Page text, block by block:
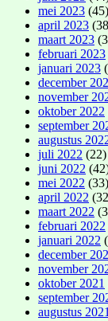
mei 2023 (45)
april 2023
maart 2023
februari 2023
januari 2023
december
november
oktober 2022
september
augustus
juli 2022 (22)
juni 2022
mei 2022 (33)
april 2022
maart 2022
februari 2022
januari 2022
december
november
oktober 2021
september
augustus 2021